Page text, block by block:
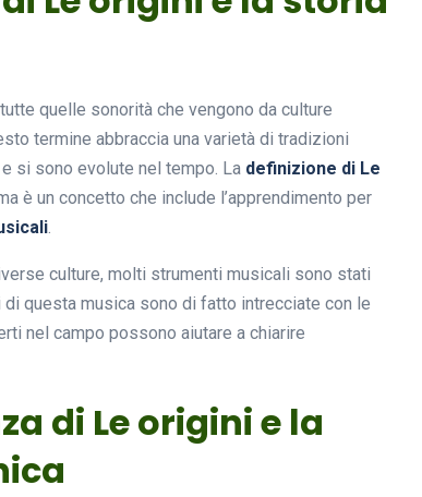
quelle sonorità che vengono da culture
termine abbraccia una varietà di tradizioni
si sono evolute nel tempo. La definizione di Le
è un concetto che include l’apprendimento per
.
culture, molti strumenti musicali sono stati
questa musica sono di fatto intrecciate con le
nel campo possono aiutare a chiarire
di Le origini e la